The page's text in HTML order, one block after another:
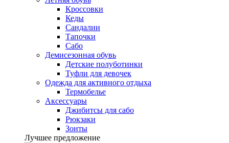
Кроссовки
Кеды
Сандалии
Тапочки
Сабо
Демисезонная обувь
Детские полуботинки
Туфли для девочек
Одежда для активного отдыха
Термобелье
Аксессуары
Джибитсы для сабо
Рюкзаки
Зонты
Лучшее предложение